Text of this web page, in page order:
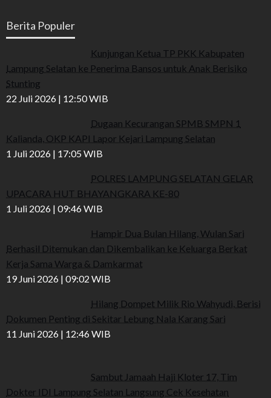
Berita Populer
Kunjungan Ketua TP PKK Kabupaten
Lampung Selatan ke Penerima Bansos untuk Anak Berisiko
Stunting
22 Juli 2026 | 12:50 WIB
Dugaan Kecurangan SPMB SMPN 1
Kalianda, OKP KAPI Lapor Kejari Lampung Selatan
1 Juli 2026 | 17:05 WIB
POLRES LAMPUNG SELATAN GELAR
UPACARA HUT BHAYANGKARA KE-80
1 Juli 2026 | 09:46 WIB
Hampir Dua Bulan Hilang, Wulan Sari
Berhasil Ditemukan dan Dikembalikan ke Keluarga Berkat
Kerja Sama Warga & Damkarmat
19 Juni 2026 | 09:02 WIB
Hilang Dompet Milik Rio Wahyudi, Berisi
Dokumen Penting di Sekitar Lebung Nala Karang Sari
11 Juni 2026 | 12:46 WIB
Sambut Jamaah Haji Kloter 17, Tim
Dokter IDI Lampung Selatan Langsung Cek Kesehatan